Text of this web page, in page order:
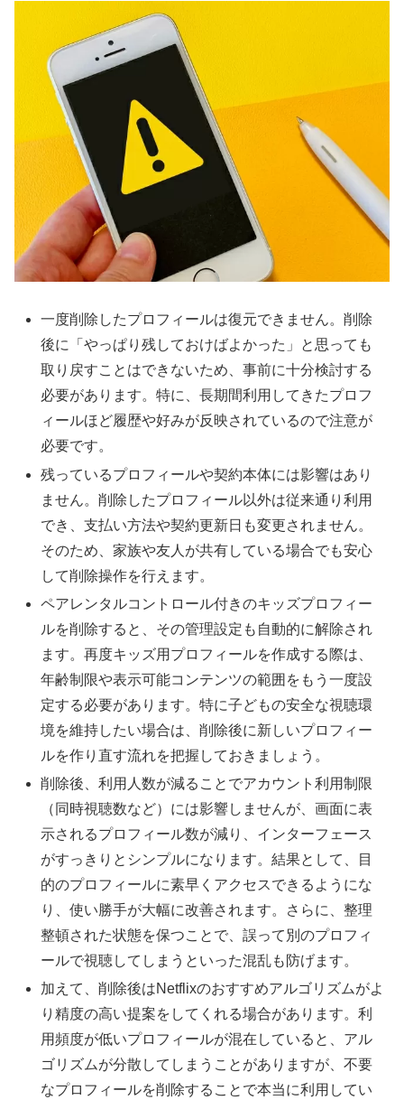
一度削除したプロフィールは復元できません。削除
後に「やっぱり残しておけばよかった」と思っても
取り戻すことはできないため、事前に十分検討する
必要があります。特に、長期間利用してきたプロフ
ィールほど履歴や好みが反映されているので注意が
必要です。
残っているプロフィールや契約本体には影響はあり
ません。削除したプロフィール以外は従来通り利用
でき、支払い方法や契約更新日も変更されません。
そのため、家族や友人が共有している場合でも安心
して削除操作を行えます。
ペアレンタルコントロール付きのキッズプロフィー
ルを削除すると、その管理設定も自動的に解除され
ます。再度キッズ用プロフィールを作成する際は、
年齢制限や表示可能コンテンツの範囲をもう一度設
定する必要があります。特に子どもの安全な視聴環
境を維持したい場合は、削除後に新しいプロフィー
ルを作り直す流れを把握しておきましょう。
削除後、利用人数が減ることでアカウント利用制限
（同時視聴数など）には影響しませんが、画面に表
示されるプロフィール数が減り、インターフェース
がすっきりとシンプルになります。結果として、目
的のプロフィールに素早くアクセスできるようにな
り、使い勝手が大幅に改善されます。さらに、整理
整頓された状態を保つことで、誤って別のプロフィ
ールで視聴してしまうといった混乱も防げます。
加えて、削除後はNetflixのおすすめアルゴリズムがよ
り精度の高い提案をしてくれる場合があります。利
用頻度が低いプロフィールが混在していると、アル
ゴリズムが分散してしまうことがありますが、不要
なプロフィールを削除することで本当に利用してい